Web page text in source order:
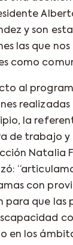
y son
las que nos
como
al
realizadas
la
de trabajo y
Natalia
con
para que las
en los